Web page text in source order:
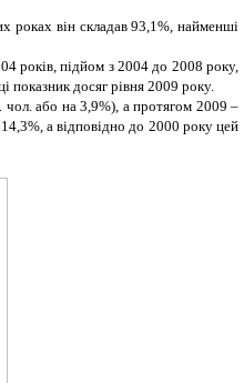
роках він складав 93,1%, найменші
років, підйом з 2004 до 2008 року,
показник досяг рівня 2009 року.
чол. або на 3,9%), а протягом 2009 –
а відповідно до 2000 року цей